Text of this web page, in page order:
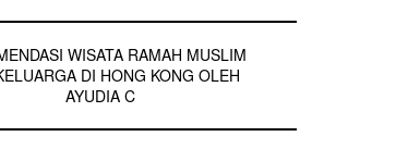
WISATA RAMAH MUSLIM
DI HONG KONG OLEH
AYUDIA C